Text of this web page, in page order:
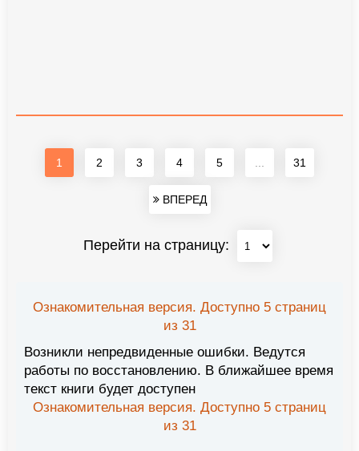
1 2 3 4 5 31
ВПЕРЕД
Перейти на страницу:
Ознакомительная версия. Доступно 5 страниц
из 31
Возникли непредвиденные ошибки. Ведутся
работы по восстановлению. В ближайшее время
текст книги будет доступен
Ознакомительная версия. Доступно 5 страниц
из 31